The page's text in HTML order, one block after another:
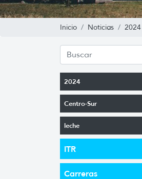
Inicio Noticias 2024
2024
Centro-Sur
leche
ITR
Carreras